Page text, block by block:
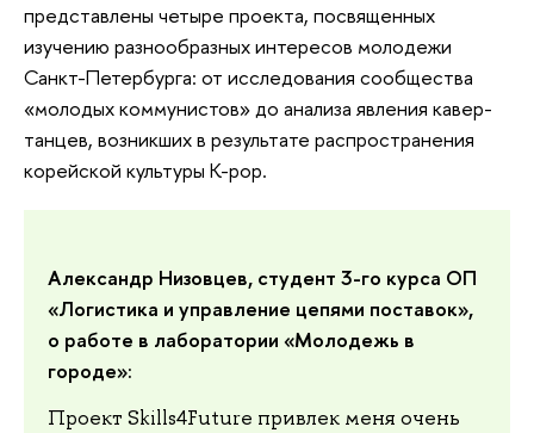
представлены четыре проекта, посвященных
изучению разнообразных интересов молодежи
Санкт-Петербурга: от исследования сообщества
«молодых коммунистов» до анализа явления кавер-
танцев, возникших в результате распространения
корейской культуры K-pop.
Александр Низовцев, студент 3-го курса ОП
«Логистика и управление цепями поставок»,
о работе в лаборатории «Молодежь в
городе»:
Проект Skills4Future привлек меня очень